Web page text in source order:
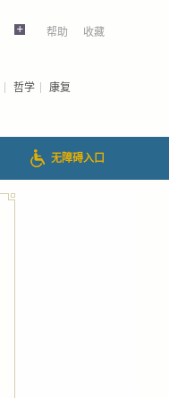
帮助 收藏
哲学 康复
无障碍入口